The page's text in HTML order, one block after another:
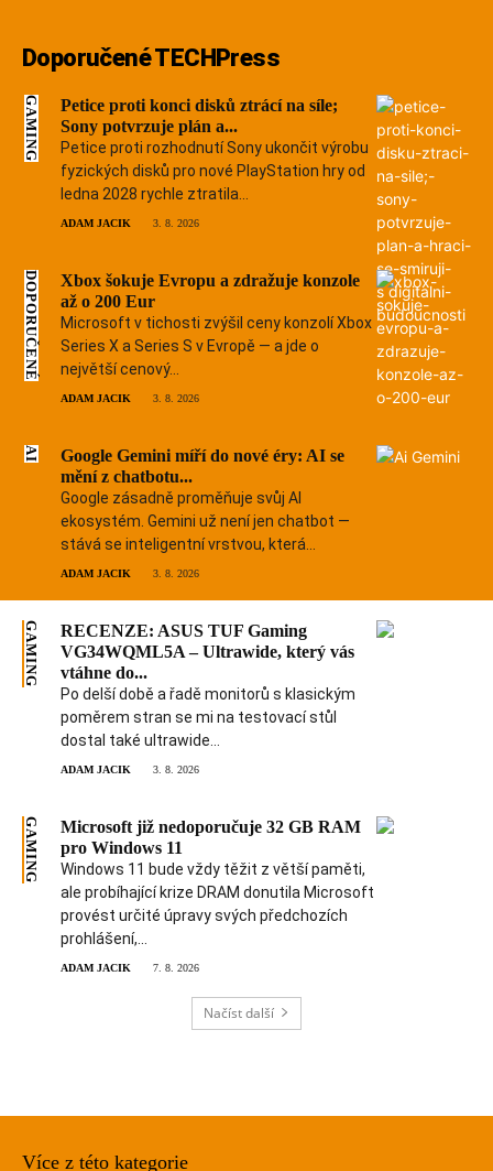
Doporučené TECHPress
GAMING
Petice proti konci disků ztrácí na síle;
Sony potvrzuje plán a...
Petice proti rozhodnutí Sony ukončit výrobu
fyzických disků pro nové PlayStation hry od
ledna 2028 rychle ztratila...
ADAM JACIK 3. 8. 2026
DOPORUČENÉ
Xbox šokuje Evropu a zdražuje konzole
až o 200 Eur
Microsoft v tichosti zvýšil ceny konzolí Xbox
Series X a Series S v Evropě — a jde o
největší cenový...
ADAM JACIK 3. 8. 2026
AI
Google Gemini míří do nové éry: AI se
mění z chatbotu...
Google zásadně proměňuje svůj AI
ekosystém. Gemini už není jen chatbot —
stává se inteligentní vrstvou, která...
ADAM JACIK 3. 8. 2026
GAMING
RECENZE: ASUS TUF Gaming
VG34WQML5A – Ultrawide, který vás
vtáhne do...
Po delší době a řadě monitorů s klasickým
poměrem stran se mi na testovací stůl
dostal také ultrawide...
ADAM JACIK 3. 8. 2026
GAMING
Microsoft již nedoporučuje 32 GB RAM
pro Windows 11
Windows 11 bude vždy těžit z větší paměti,
ale probíhající krize DRAM donutila Microsoft
provést určité úpravy svých předchozích
prohlášení,...
ADAM JACIK 7. 8. 2026
Načíst další
Více z této kategorie